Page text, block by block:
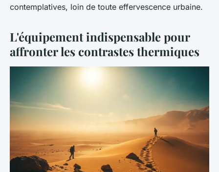
contemplatives, loin de toute effervescence urbaine.
L'équipement indispensable pour
affronter les contrastes thermiques